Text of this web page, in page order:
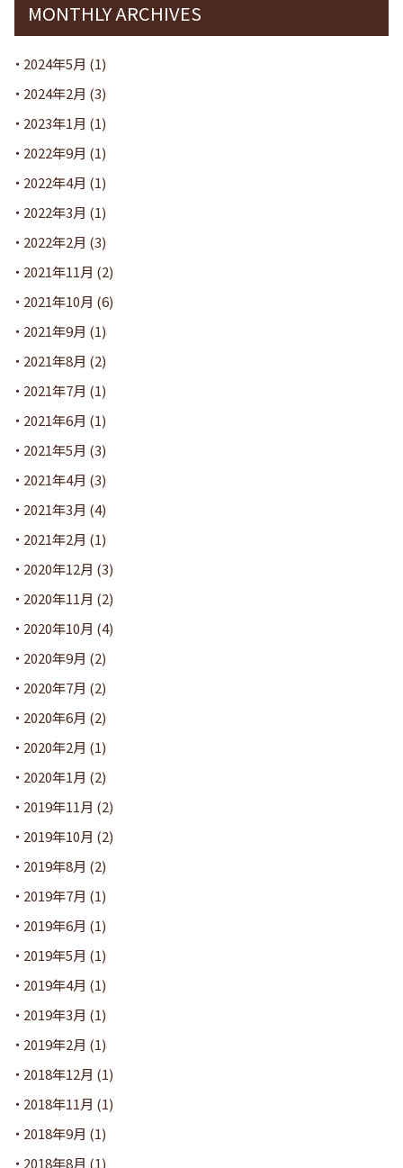
MONTHLY ARCHIVES
2024年5月 (1)
2024年2月 (3)
2023年1月 (1)
2022年9月 (1)
2022年4月 (1)
2022年3月 (1)
2022年2月 (3)
2021年11月 (2)
2021年10月 (6)
2021年9月 (1)
2021年8月 (2)
2021年7月 (1)
2021年6月 (1)
2021年5月 (3)
2021年4月 (3)
2021年3月 (4)
2021年2月 (1)
2020年12月 (3)
2020年11月 (2)
2020年10月 (4)
2020年9月 (2)
2020年7月 (2)
2020年6月 (2)
2020年2月 (1)
2020年1月 (2)
2019年11月 (2)
2019年10月 (2)
2019年8月 (2)
2019年7月 (1)
2019年6月 (1)
2019年5月 (1)
2019年4月 (1)
2019年3月 (1)
2019年2月 (1)
2018年12月 (1)
2018年11月 (1)
2018年9月 (1)
2018年8月 (1)